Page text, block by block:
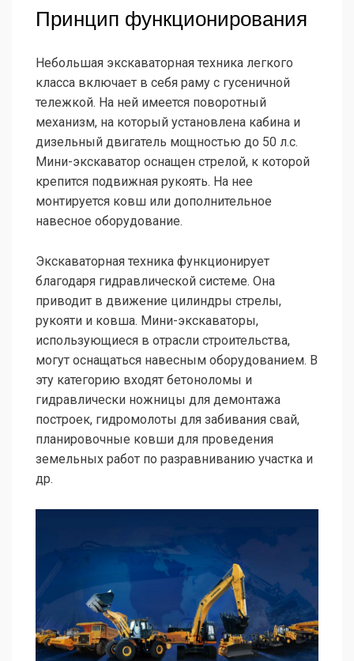
Принцип функционирования
Небольшая экскаваторная техника легкого
класса включает в себя раму с гусеничной
тележкой. На ней имеется поворотный
механизм, на который установлена кабина и
дизельный двигатель мощностью до 50 л.с.
Мини-экскаватор оснащен стрелой, к которой
крепится подвижная рукоять. На нее
монтируется ковш или дополнительное
навесное оборудование.
Экскаваторная техника функционирует
благодаря гидравлической системе. Она
приводит в движение цилиндры стрелы,
рукояти и ковша. Мини-экскаваторы,
использующиеся в отрасли строительства,
могут оснащаться навесным оборудованием. В
эту категорию входят бетоноломы и
гидравлически ножницы для демонтажа
построек, гидромолоты для забивания свай,
планировочные ковши для проведения
земельных работ по разравниванию участка и
др.